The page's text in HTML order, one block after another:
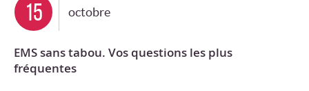
15 octobre
EMS sans tabou. Vos questions les plus
fréquentes